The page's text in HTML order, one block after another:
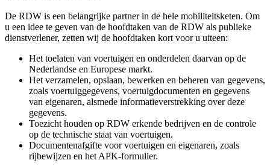
De RDW is een belangrijke partner in de hele mobiliteitsketen. Om
u een idee te geven van de hoofdtaken van de RDW als publieke
dienstverlener, zetten wij de hoofdtaken kort voor u uiteen:
Het toelaten van voertuigen en onderdelen daarvan op de
Nederlandse en Europese markt.
Het verzamelen, opslaan, bewerken en beheren van gegevens,
zoals voertuiggegevens, voertuigdocumenten en gegevens
van eigenaren, alsmede informatieverstrekking over deze
gegevens.
Toezicht houden op RDW erkende bedrijven en de controle
op de technische staat van voertuigen.
Documentenafgifte voor voertuigen en eigenaren, zoals
rijbewijzen en het APK-formulier.